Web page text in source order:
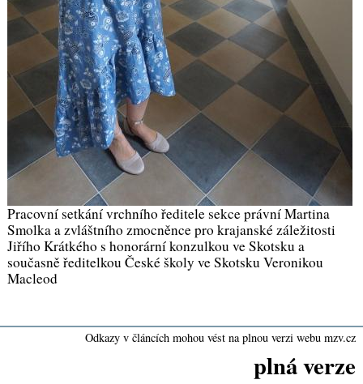
Pracovní setkání vrchního ředitele sekce právní Martina
Smolka a zvláštního zmocněnce pro krajanské záležitosti
Jiřího Krátkého s honorární konzulkou ve Skotsku a
současně ředitelkou České školy ve Skotsku Veronikou
Macleod
Odkazy v článcích mohou vést na plnou verzi webu mzv.cz
plná verze